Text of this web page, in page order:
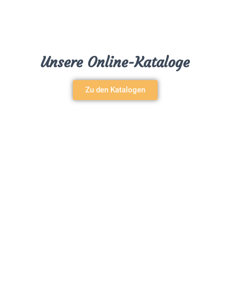
Unsere Online-Kataloge
Zu den Katalogen